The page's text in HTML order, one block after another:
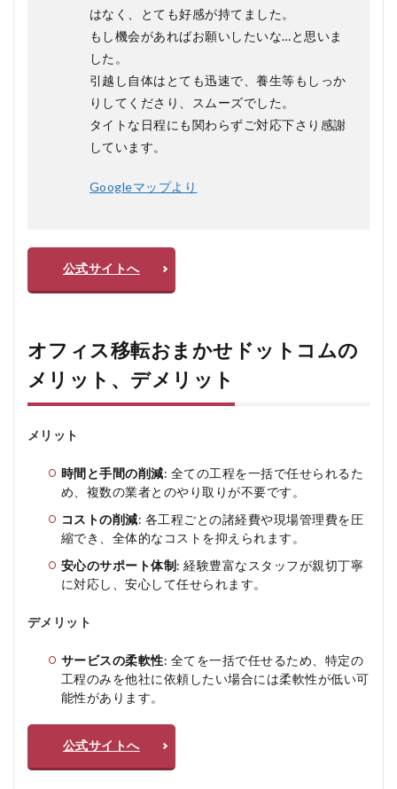
はなく、とても好感が持てました。
もし機会があればお願いしたいな…と思いま
した。
引越し自体はとても迅速で、養生等もしっか
りしてくださり、スムーズでした。
タイトな日程にも関わらずご対応下さり感謝
しています。
Googleマップより
公式サイトへ
オフィス移転おまかせドットコムの
メリット、デメリット
メリット
時間と手間の削減: 全ての工程を一括で任せられるた
め、複数の業者とのやり取りが不要です。
コストの削減: 各工程ごとの諸経費や現場管理費を圧
縮でき、全体的なコストを抑えられます。
安心のサポート体制: 経験豊富なスタッフが親切丁寧
に対応し、安心して任せられます。
デメリット
サービスの柔軟性: 全てを一括で任せるため、特定の
工程のみを他社に依頼したい場合には柔軟性が低い可
能性があります。
公式サイトへ